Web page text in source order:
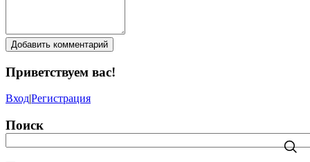
Добавить комментарий
Приветствуем вас!
Вход|Регистрация
Поиск